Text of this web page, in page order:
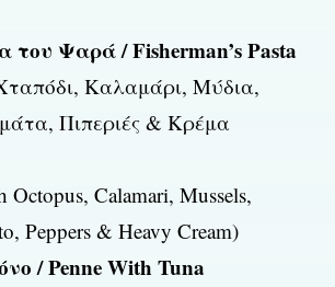
Ψαρά / Fisherman’s Pasta
Καλαμάρι, Μύδια,
Πιπεριές & Κρέμα
Calamari, Mussels,
Peppers & Heavy Cream)
/ Penne With Tuna